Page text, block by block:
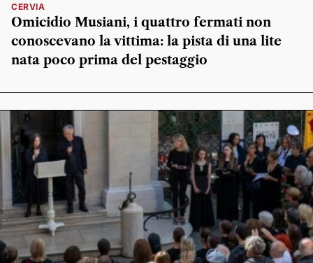
CERVIA
Omicidio Musiani, i quattro fermati non
conoscevano la vittima: la pista di una lite
nata poco prima del pestaggio